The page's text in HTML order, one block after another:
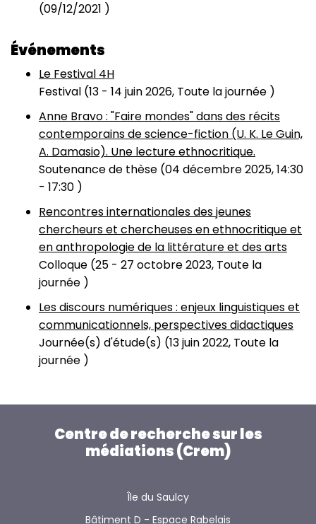
(09/12/2021 )
Événements
Le Festival 4H
Festival (13 - 14 juin 2026, Toute la journée )
Anne Bravo : "Faire mondes" dans des récits
contemporains de science-fiction (U. K. Le Guin,
A. Damasio). Une lecture ethnocritique.
Soutenance de thèse (04 décembre 2025, 14:30
- 17:30 )
Rencontres internationales des jeunes
chercheurs et chercheuses en ethnocritique et
en anthropologie de la littérature et des arts
Colloque (25 - 27 octobre 2023, Toute la
journée )
Les discours numériques : enjeux linguistiques et
communicationnels, perspectives didactiques
Journée(s) d'étude(s) (13 juin 2022, Toute la
journée )
Centre de recherche sur les
médiations (Crem)
Île du Saulcy
Bâtiment D - Espace Rabelais